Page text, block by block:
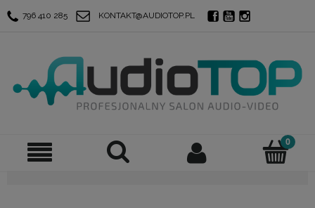
796 410 285 KONTAKT@AUDIOTOP.PL